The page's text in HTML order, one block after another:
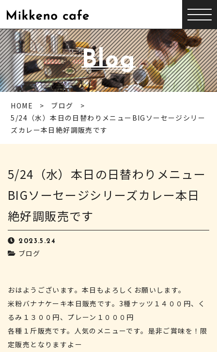
Blog
HOME
ブログ
5/24（水）本日の日替わりメニューBIGソーセージシリー
ズカレー本日絶好調販売です
5/24（水）本日の日替わりメニュー
BIGソーセージシリーズカレー本日
絶好調販売です
2023.5.24
ブログ
おはようございます。本日もよろしくお願いします。
米粉バナナケーキ本日販売です。3種ナッツ１４００円、く
るみ１３００円、プレーン１０００円
各種１斤販売です。人気のメニューです。是非ご賞味を！限
定販売となりますよー